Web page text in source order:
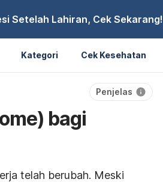
Setelah Lahiran, Cek Sekarang!
Kategori Cek Kesehatan
Penjelas
bagi
telah berubah. Meski